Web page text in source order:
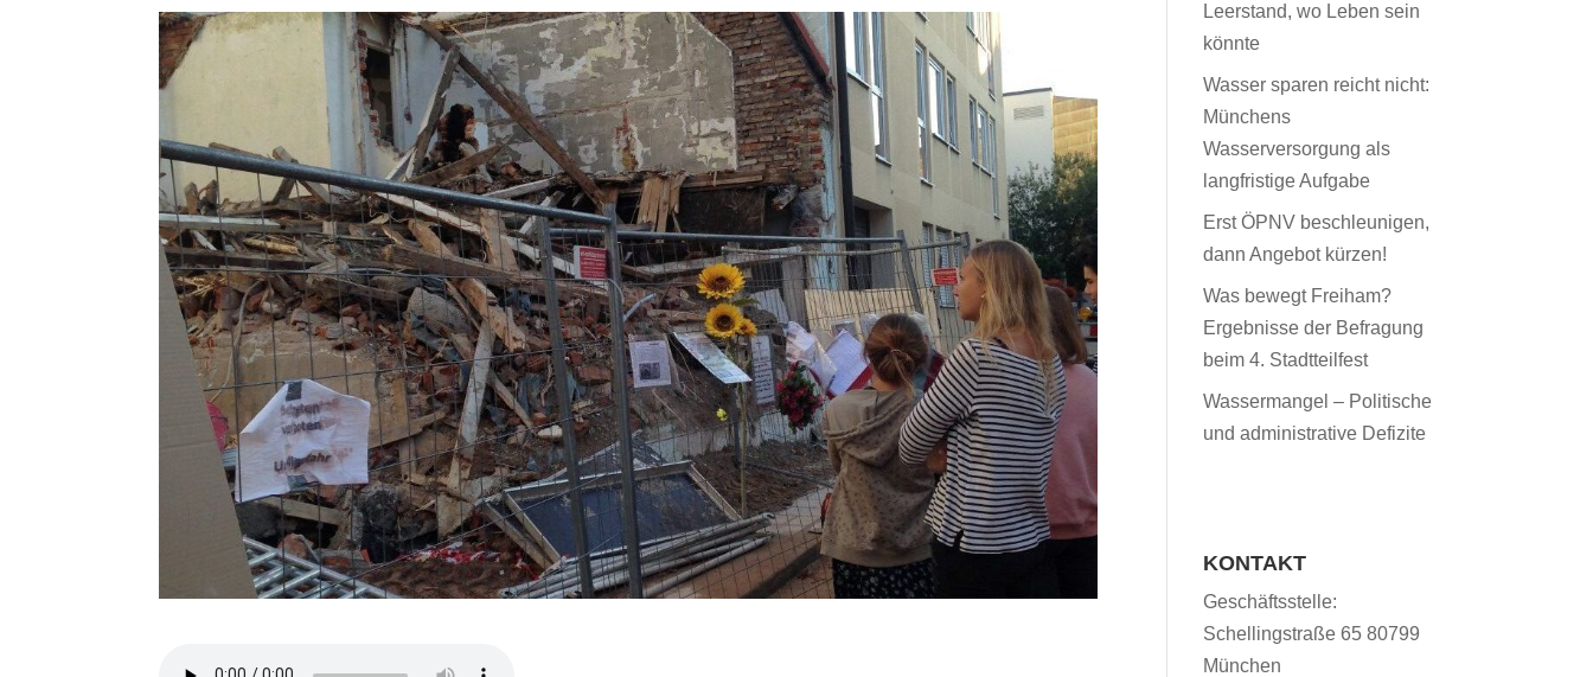
Leerstand, wo Leben sein
könnte
Wasser sparen reicht nicht:
Münchens
Wasserversorgung als
langfristige Aufgabe
Erst ÖPNV beschleunigen,
dann Angebot kürzen!
Was bewegt Freiham?
Ergebnisse der Befragung
beim 4. Stadtteilfest
Wassermangel – Politische
und administrative Defizite
KONTAKT
Geschäftsstelle:
Schellingstraße 65 80799
München